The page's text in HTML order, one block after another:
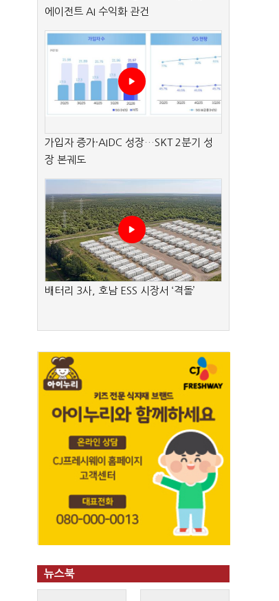
에이전트 AI 수익화 관건
가입자 증가·AIDC 성장…SKT 2분기 성
장 본궤도
배터리 3사, 호남 ESS 시장서 ‘격돌’
뉴스북